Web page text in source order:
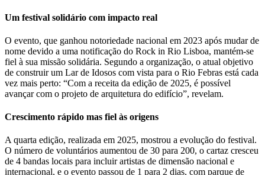
Um festival solidário com impacto real
O evento, que ganhou notoriedade nacional em 2023 após mudar de
nome devido a uma notificação do Rock in Rio Lisboa, mantém-se
fiel à sua missão solidária. Segundo a organização, o atual objetivo
de construir um Lar de Idosos com vista para o Rio Febras está cada
vez mais perto: “Com a receita da edição de 2025, é possível
avançar com o projeto de arquitetura do edifício”, revelam.
Crescimento rápido mas fiel às origens
A quarta edição, realizada em 2025, mostrou a evolução do festival.
O número de voluntários aumentou de 30 para 200, o cartaz cresceu
de 4 bandas locais para incluir artistas de dimensão nacional e
internacional, e o evento passou de 1 para 2 dias, com parque de